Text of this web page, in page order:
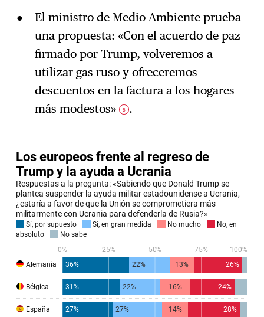
El ministro de Medio Ambiente prueba
una propuesta: «Con el acuerdo de paz
firmado por Trump, volveremos a
utilizar gas ruso y ofreceremos
descuentos en la factura a los hogares
más modestos»
6 .